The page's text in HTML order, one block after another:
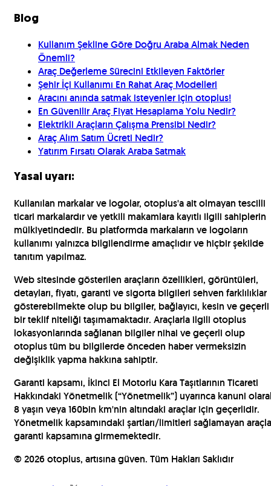
Blog
Kullanım Şekline Göre Doğru Araba Almak Neden
Önemli?
Araç Değerleme Sürecini Etkileyen Faktörler
Şehir İçi Kullanımı En Rahat Araç Modelleri
Aracını anında satmak isteyenler için otoplus!
En Güvenilir Araç Fiyat Hesaplama Yolu Nedir?
Elektrikli Araçların Çalışma Prensibi Nedir?
Araç Alım Satım Ücreti Nedir?
Yatırım Fırsatı Olarak Araba Satmak
Yasal uyarı:
Kullanılan markalar ve logolar, otoplus'a ait olmayan tescilli
ticari markalardır ve yetkili makamlara kayıtlı ilgili sahiplerin
mülkiyetindedir. Bu platformda markaların ve logoların
kullanımı yalnızca bilgilendirme amaçlıdır ve hiçbir şekilde
tanıtım yapılmaz.
Web sitesinde gösterilen araçların özellikleri, görüntüleri,
detayları, fiyatı, garanti ve sigorta bilgileri sehven farklılıklar
gösterebilmekte olup bu bilgiler, bağlayıcı, kesin ve geçerli
bir teklif niteliği taşımamaktadır. Araçlarla ilgili otoplus
lokasyonlarında sağlanan bilgiler nihai ve geçerli olup
otoplus tüm bu bilgilerde önceden haber vermeksizin
değişiklik yapma hakkına sahiptir.
Garanti kapsamı, İkinci El Motorlu Kara Taşıtlarının Ticareti
Hakkındaki Yönetmelik (“Yönetmelik”) uyarınca kanuni
8 yaşın veya 160bin km'nin altındaki araçlar için geçerlidir.
Yönetmelik kapsamındaki şartları/limitleri sağlamayan
garanti kapsamına girmemektedir.
© 2026 otoplus, artısına güven. Tüm Hakları Saklıdır